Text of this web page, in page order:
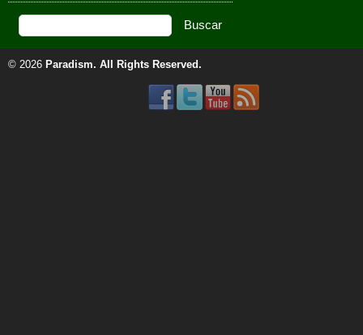
© 2026 Paradism. All Rights Reserved.